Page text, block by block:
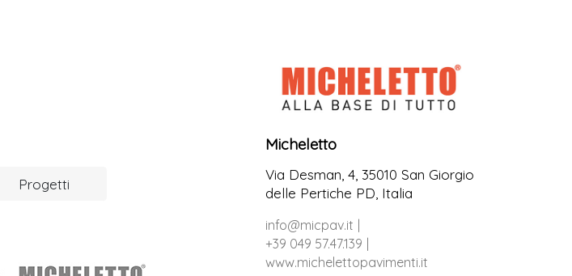
Progetti
Micheletto
Via Desman, 4, 35010 San Giorgio
delle Pertiche PD, Italia
info@micpav.it
+39 049 57.47.139
www.michelettopavimenti.it